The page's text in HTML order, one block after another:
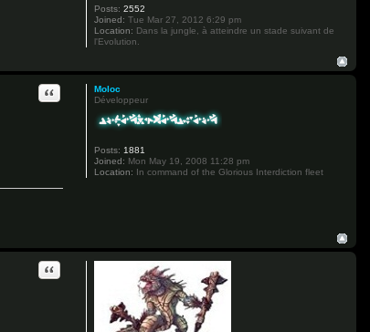
Posts: 2552
Joined: Tue Mar 27, 2012 6:29 pm
Location: Dans la jungle, à atteindre un stade suivant de
l'Evolution.
Moloc
Développeur
Posts: 1881
Joined: Mon May 19, 2008 11:28 pm
Location: In command of the Glorious Interdiction fleet
Quote
Quote